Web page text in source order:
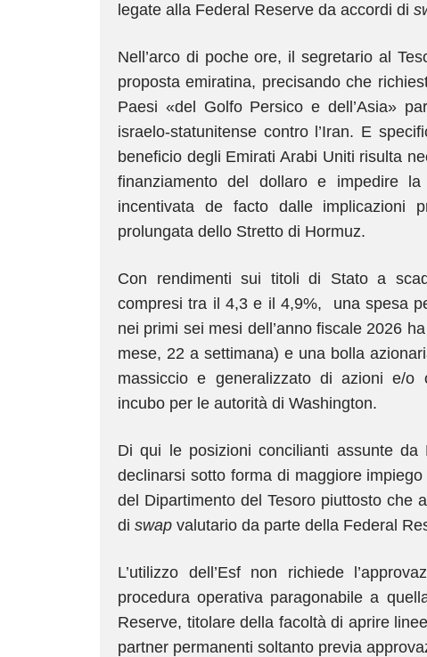
legate alla Federal Reserve da accordi di
Nell’arco di poche ore, il segretario al
proposta emiratina, precisando che
Paesi «del Golfo Persico e dell’Asia»
israelo-statunitense contro l’Iran. E
beneficio degli Emirati Arabi Uniti risulta
finanziamento del dollaro e impedire
incentivata de facto dalle implicazioni
prolungata dello Stretto di Hormuz.
Con rendimenti sui titoli di Stato a
compresi tra il 4,3 e il 4,9%, una spesa
nei primi sei mesi dell’anno fiscale 2026
mese, 22 a settimana) e una bolla
massiccio e generalizzato di azioni e/o
incubo per le autorità di Washington.
Di qui le posizioni concilianti assunte
declinarsi sotto forma di maggiore
del Dipartimento del Tesoro piuttosto che
di swap valutario da parte della Federal
L’utilizzo dell’Esf non richiede
procedura operativa paragonabile a
Reserve, titolare della facoltà di aprire
partner permanenti soltanto previa